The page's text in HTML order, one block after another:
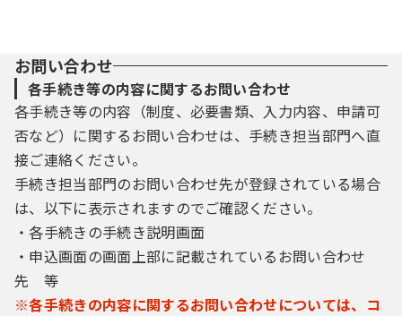
お問い合わせ
各手続き等の内容に関するお問い合わせ
各手続き等の内容（制度、必要書類、入力内容、申請可
否など）に関するお問い合わせは、手続き担当部門へ直
接ご連絡ください。
手続き担当部門のお問い合わせ先が登録されている場合
は、以下に表示されますのでご確認ください。
・各手続きの手続き説明画面
・申込画面の画面上部に記載されているお問い合わせ
先 等
※各手続きの内容に関するお問い合わせについては、コ